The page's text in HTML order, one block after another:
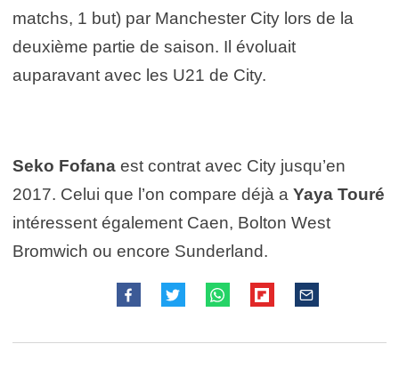
matchs, 1 but) par Manchester City lors de la
deuxième partie de saison. Il évoluait
auparavant avec les U21 de City.
Seko Fofana est contrat avec City jusqu’en
2017. Celui que l’on compare déjà a Yaya Touré
intéressent également Caen, Bolton West
Bromwich ou encore Sunderland.